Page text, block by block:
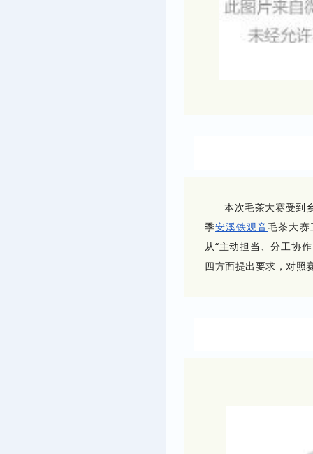
本次毛茶大赛受到
季安溪铁观音毛茶大赛
从“主动担当、分工协
四方面提出要求，对照